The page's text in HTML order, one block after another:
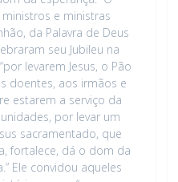
e ministras
da Palavra de Deus
seu Jubileu na
levarem Jesus, o Pão
doentes, aos irmãos e
estarem a serviço da
por levar um
sacramentado, que
fortalece, dá o dom da
Ele convidou aqueles